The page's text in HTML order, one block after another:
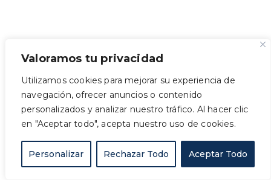
Valoramos tu privacidad
Utilizamos cookies para mejorar su experiencia de
navegación, ofrecer anuncios o contenido
personalizados y analizar nuestro tráfico. Al hacer clic
en "Aceptar todo", acepta nuestro uso de cookies.
Personalizar Rechazar Todo Aceptar Todo